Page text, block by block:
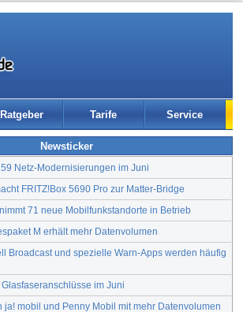
Ratgeber Tarife Service
Newsticker
Netz-Modernisierungen im Juni
FRITZ!Box 5690 Pro zur Matter-Bridge
71 neue Mobilfunkstandorte in Betrieb
M erhält mehr Datenvolumen
Broadcast und spezielle Warn-Apps werden häufig
im Juni
ja! mobil und Penny Mobil mit mehr Datenvolumen